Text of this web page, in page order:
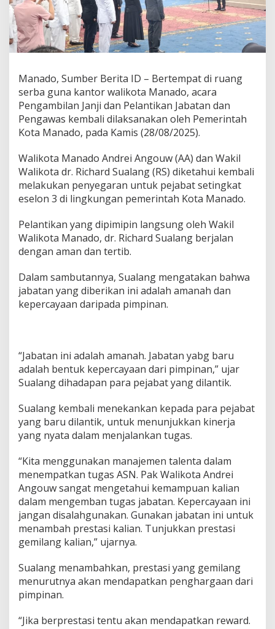
t
P
e
m
k
t
M
a
n
a
d
o
a
n
g
B
a
u
D
i
n
t
i
Manado, Sumber Berita ID – Bertempat di ruang
serba guna kantor walikota Manado, acara
Pengambilan Janji dan Pelantikan Jabatan dan
Pengawas kembali dilaksanakan oleh Pemerintah
Kota Manado, pada Kamis (28/08/2025).
Walikota Manado Andrei Angouw (AA) dan Wakil
Walikota dr. Richard Sualang (RS) diketahui kembali
melakukan penyegaran untuk pejabat setingkat
eselon 3 di lingkungan pemerintah Kota Manado.
Pelantikan yang dipimipin langsung oleh Wakil
Walikota Manado, dr. Richard Sualang berjalan
dengan aman dan tertib.
Dalam sambutannya, Sualang mengatakan bahwa
jabatan yang diberikan ini adalah amanah dan
kepercayaan daripada pimpinan.
“Jabatan ini adalah amanah. Jabatan yabg baru
adalah bentuk kepercayaan dari pimpinan,” ujar
Sualang dihadapan para pejabat yang dilantik.
Sualang kembali menekankan kepada para pejabat
yang baru dilantik, untuk menunjukkan kinerja
yang nyata dalam menjalankan tugas.
“Kita menggunakan manajemen talenta dalam
menempatkan tugas ASN. Pak Walikota Andrei
Angouw sangat mengetahui kemampuan kalian
dalam mengemban tugas jabatan. Kepercayaan ini
jangan disalahgunakan. Gunakan jabatan ini untuk
menambah prestasi kalian. Tunjukkan prestasi
gemilang kalian,” ujarnya.
Sualang menambahkan, prestasi yang gemilang
menurutnya akan mendapatkan penghargaan dari
pimpinan.
“Jika berprestasi tentu akan mendapatkan reward.